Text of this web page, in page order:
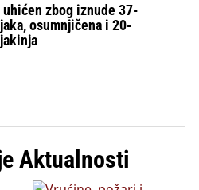
zbog iznude 37-
osumnjičena i 20-
Aktualnosti